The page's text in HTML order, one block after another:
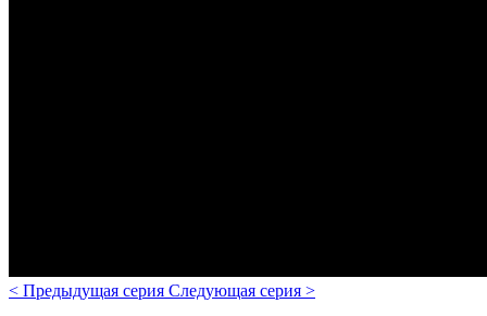
< Предыдущая серия Следующая серия >